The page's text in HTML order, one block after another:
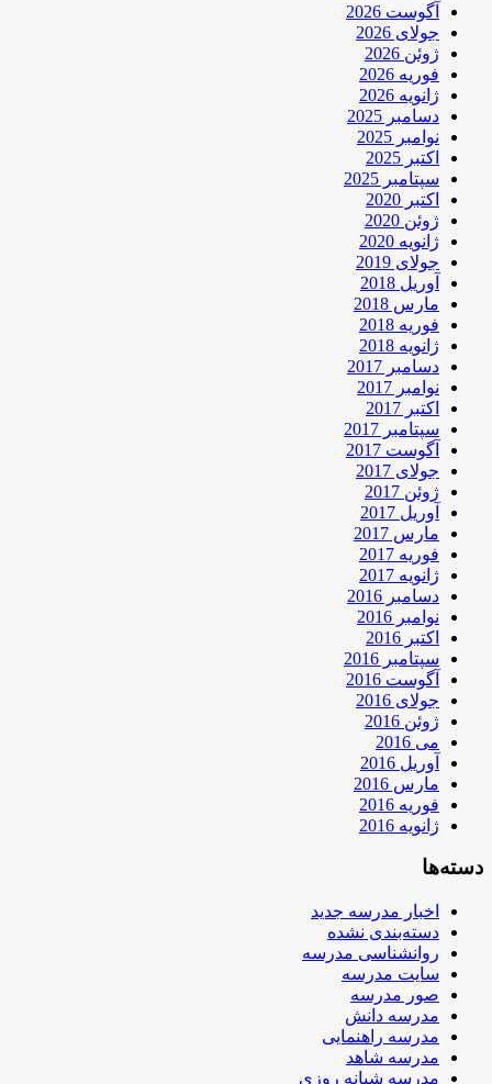
آگوست 2026
جولای 2026
ژوئن 2026
فوریه 2026
ژانویه 2026
دسامبر 2025
نوامبر 2025
اکتبر 2025
سپتامبر 2025
اکتبر 2020
ژوئن 2020
ژانویه 2020
جولای 2019
آوریل 2018
مارس 2018
فوریه 2018
ژانویه 2018
دسامبر 2017
نوامبر 2017
اکتبر 2017
سپتامبر 2017
آگوست 2017
جولای 2017
ژوئن 2017
آوریل 2017
مارس 2017
فوریه 2017
ژانویه 2017
دسامبر 2016
نوامبر 2016
اکتبر 2016
سپتامبر 2016
آگوست 2016
جولای 2016
ژوئن 2016
می 2016
آوریل 2016
مارس 2016
فوریه 2016
ژانویه 2016
دسته‌ها
اخبار مدرسه جدید
دسته‌بندی نشده
روانشناسی مدرسه
سایت مدرسه
صور مدرسه
مدرسه دانش
مدرسه راهنمایی
مدرسه شاهد
مدرسه شبانه روزی